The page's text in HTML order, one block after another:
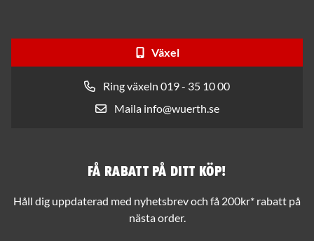
Växel
Ring växeln 019 - 35 10 00
Maila info@wuerth.se
Få rabatt på ditt köp!
Håll dig uppdaterad med nyhetsbrev och få 200kr* rabatt på
nästa order.